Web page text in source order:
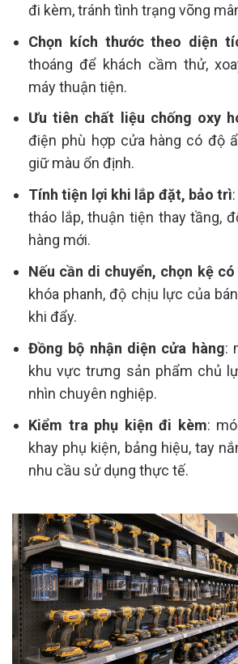
đi kèm, tránh tình trạng võng
Chọn kích thước theo diện
thoáng để khách cầm thử,
máy thuận tiện.
Ưu tiên chất liệu chống oxy
điện phù hợp cửa hàng có độ
giữ màu ổn định.
Tính tiện lợi khi lắp đặt, bảo trì
tháo lắp, thuận tiện thay tầng,
hàng mới.
Nếu cần di chuyển, chọn kệ có
khóa phanh, độ chịu lực của
khi đẩy.
Đồng bộ nhận diện cửa hàng:
khu vực trưng sản phẩm chủ
nhìn chuyên nghiệp.
Kiểm tra phụ kiện đi kèm:
khay phụ kiện, bảng hiệu, tay
nhu cầu sử dụng thực tế.